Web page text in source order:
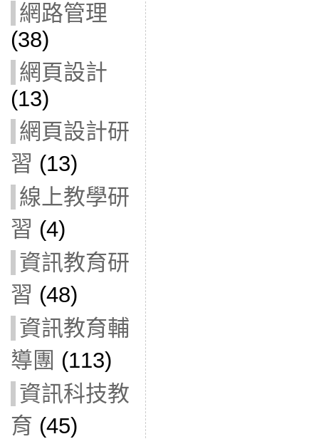
網路管理
(38)
網頁設計
(13)
網頁設計研
習 (13)
線上教學研
習 (4)
資訊教育研
習 (48)
資訊教育輔
導團 (113)
資訊科技教
育 (45)